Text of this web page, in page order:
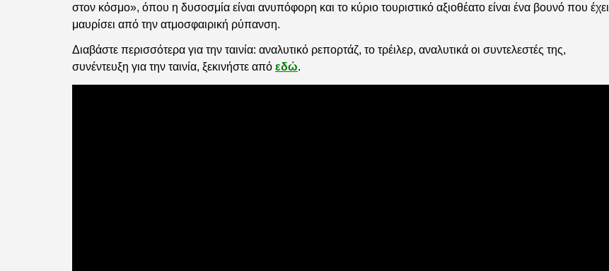
στον κόσμο», όπου η δυσοσμία είναι ανυπόφορη και το κύριο τουριστικό αξιοθέατο είναι ένα βουνό που έχει
μαυρίσει από την ατμοσφαιρική ρύπανση.
Διαβάστε περισσότερα για την ταινία: αναλυτικό ρεπορτάζ, το τρέιλερ, αναλυτικά οι συντελεστές της,
συνέντευξη για την ταινία, ξεκινήστε από εδώ.